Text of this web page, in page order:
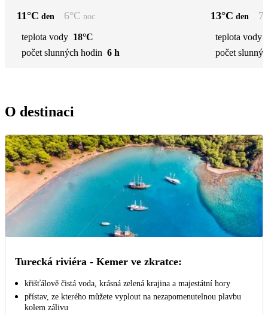
11°C den 6°C noc
teplota vody 18°C
počet slunných hodin 6 h
13°C den 7
teplota vody
počet
O destinaci
Turecká riviéra - Kemer ve zkratce:
křišťálově čistá voda, krásná zelená krajina a majestátní hory
přístav, ze kterého můžete vyplout na nezapomenutelnou plavbu
kolem zálivu